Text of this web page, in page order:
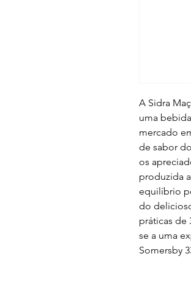
A Sidra
uma
mercado
de sabor
os
produzida
equilíbrio
do
práticas de
se a uma
Somersby